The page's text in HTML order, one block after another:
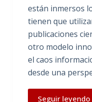
están inmersos
tienen que
publicaciones
otro modelo
el caos
desde una
Seguir leyendo